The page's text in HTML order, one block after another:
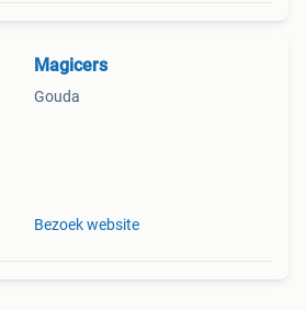
Magicers
Gouda
Bezoek website